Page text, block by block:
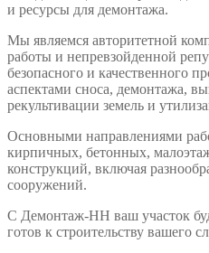
и ресурсы для демонтажа.
Мы являемся авторитетной
работы и непревзойденной
безопасного и качественного
аспектами сноса, демонтажа,
рекультивации земель и
Основными направлениями
кирпичных, бетонных,
конструкций, включая
сооружений.
С Демонтаж-НН ваш участок
готов к строительству вашего